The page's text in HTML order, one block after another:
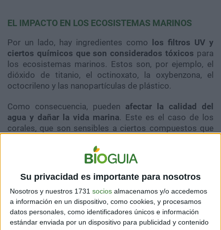
Su privacidad es importante para nosotros
Nosotros y nuestros 1731 socios almacenamos y/o accedemos
a información en un dispositivo, como cookies, y procesamos
datos personales, como identificadores únicos e información
estándar enviada por un dispositivo para publicidad y contenido
EL IMPACTO EN LOS ECOSISTEMAS MARINOS
Por un lado, hay ingredientes como los filtros UV y
ciertos químicos que son considerados tóxicos para
los ecosistemas marinos. Estos son, por ejemplo, el
dióxido de titanio, el octinoxato, la oxybenzona, el
octocrileno y las nanopartículas de plástico.
Como consecuencia, pueden afectar la calidad del
agua y dañar la vida marina. Este es el caso de los
corales, que son sensibles a ciertos compuestos que